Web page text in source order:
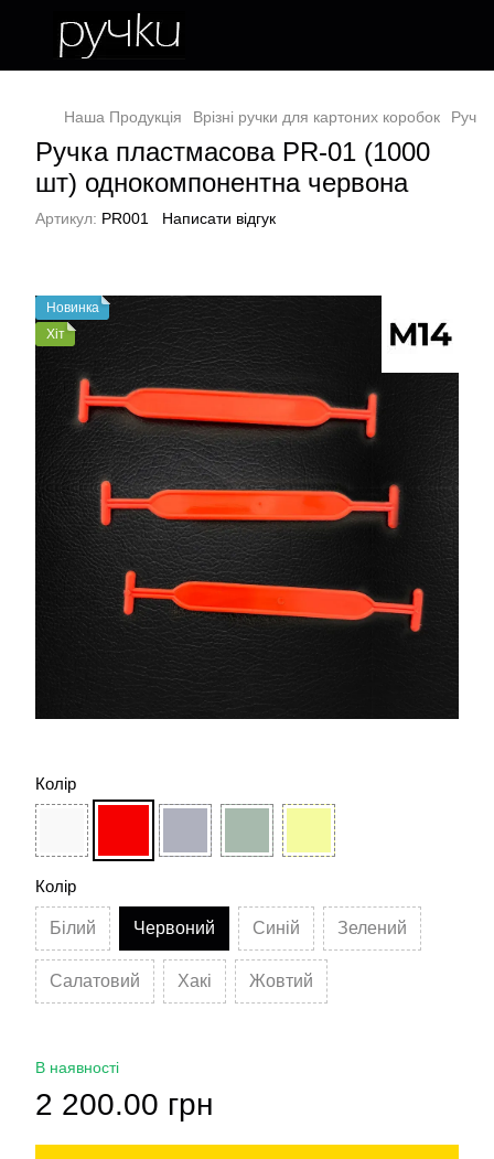
Наша Продукція Врізні ручки для картоних коробок
Ручка пластмасова PR-01 (1000
шт) однокомпонентна червона
Артикул: PR001 Написати відгук
Новинка
Хіт
Колір
Колір
Білий Червоний Синій Зелений
Салатовий Хакі Жовтий
В наявності
2 200.00 грн